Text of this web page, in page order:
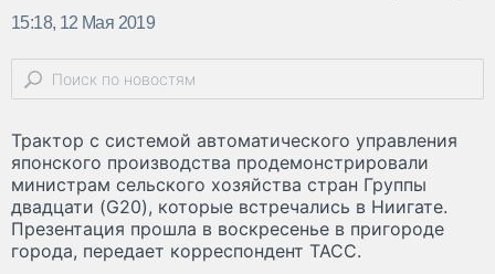
15:18, 12 Мая 2019
Трактор с системой автоматического управления
японского производства продемонстрировали
министрам сельского хозяйства стран Группы
двадцати (G20), которые встречались в Ниигате.
Презентация прошла в воскресенье в пригороде
города, передает корреспондент ТАСС.